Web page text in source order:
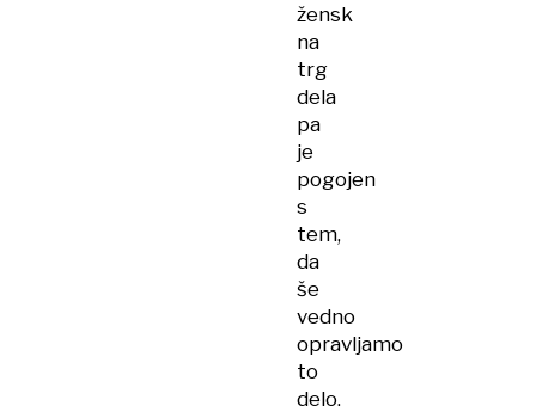
žensk
na
trg
dela
pa
je
pogojen
s
tem,
da
še
vedno
opravljamo
to
delo.